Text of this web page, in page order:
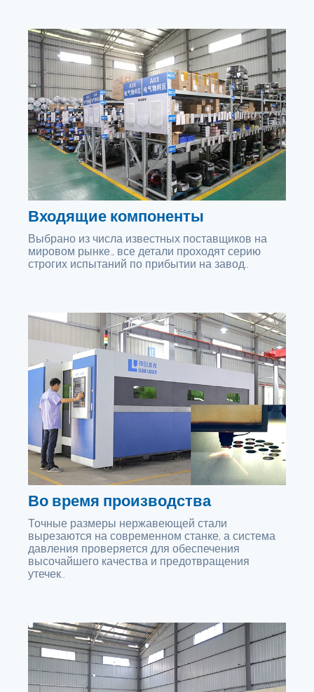
Входящие компоненты
Выбрано из числа известных поставщиков на
мировом рынке., все детали проходят серию
строгих испытаний по прибытии на завод..
Во время производства
Точные размеры нержавеющей стали
вырезаются на современном станке, а система
давления проверяется для обеспечения
высочайшего качества и предотвращения
утечек..